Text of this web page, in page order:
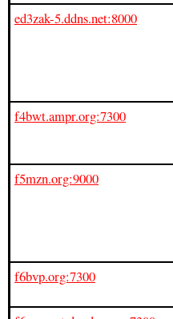
ed3zak-5.ddns.net:8000
f4bwt.ampr.org:7300
f5mzn.org:9000
f6bvp.org:7300